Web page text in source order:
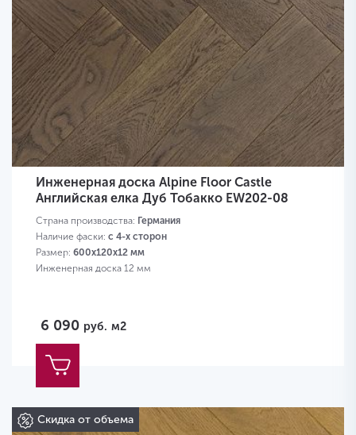
Инженерная доска Alpine Floor Castle
Английская елка Дуб Тобакко EW202-08
Страна производства: Германия
Наличие фаски: с 4-х сторон
Размер: 600х120х12 мм
Инженерная доска 12 мм
6 090 руб. м2
Скидка от объема